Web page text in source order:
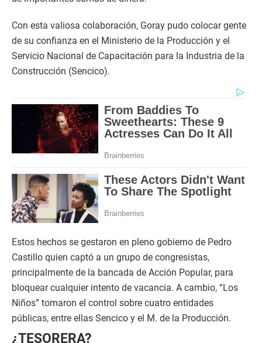
Con esta valiosa colaboración, Goray pudo colocar gente
de su confianza en el Ministerio de la Producción y el
Servicio Nacional de Capacitación para la Industria de la
Construcción (Sencico).
Estos hechos se gestaron en pleno gobierno de Pedro
Castillo quien captó a un grupo de congresistas,
principalmente de la bancada de Acción Popular, para
bloquear cualquier intento de vacancia. A cambio, “Los
Niños” tomaron el control sobre cuatro entidades
públicas, entre ellas Sencico y el M. de la Producción.
¿TESORERA?